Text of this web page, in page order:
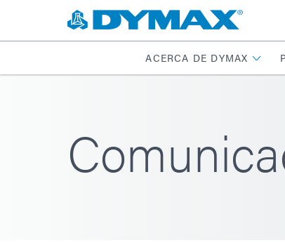
ACERCA DE DYMAX